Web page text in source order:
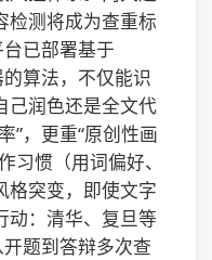
检测将成为查重标
已部署基于
算法，不仅能识
己润色还是全文代
”，更重“原创性画
习惯（用词偏好、
格突变，即使文字
动：清华、复旦等
题到答辩多次查